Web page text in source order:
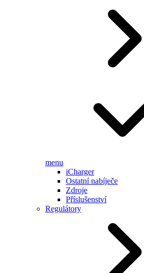
menu
iCharger
Ostatní nabíječe
Zdroje
Příslušenství
Regulátory